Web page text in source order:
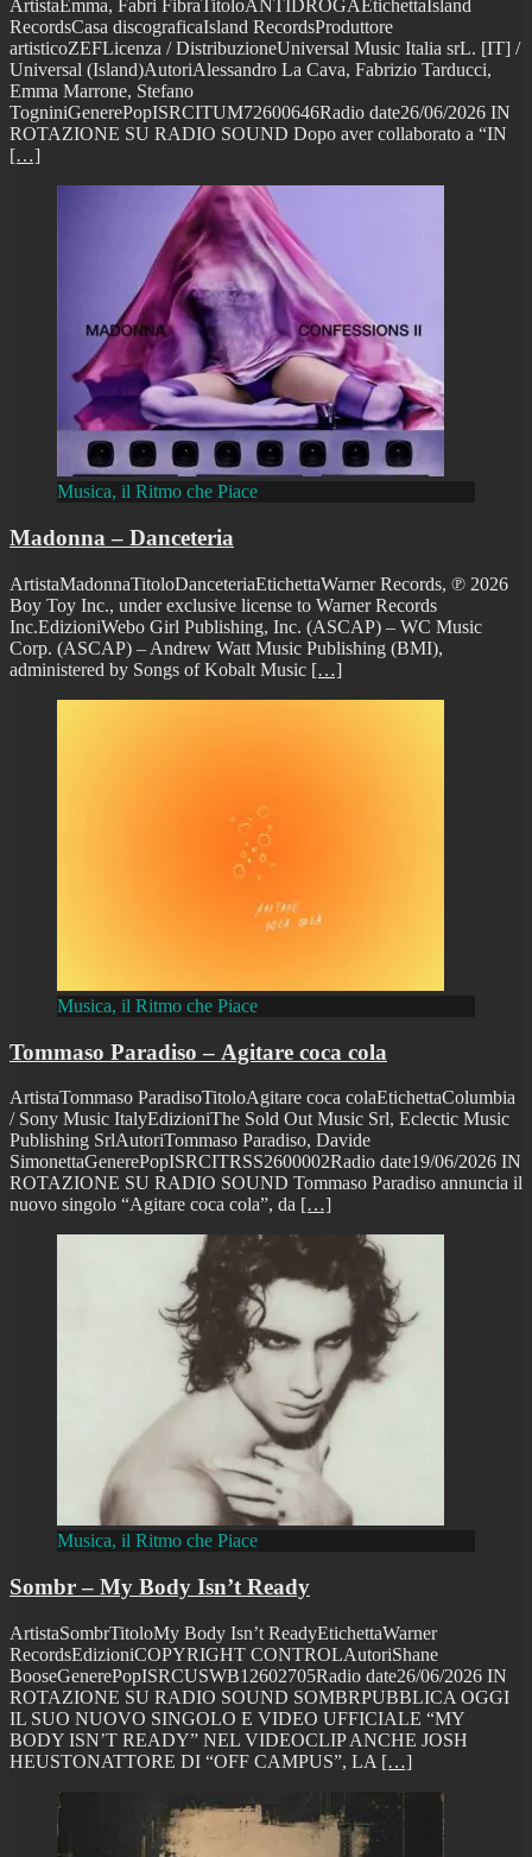
ArtistaEmma, Fabri FibraTitoloANTIDROGAEtichettaIsland
RecordsCasa discograficaIsland RecordsProduttore
artisticoZEFLicenza / DistribuzioneUniversal Music Italia srL. [IT] /
Universal (Island)AutoriAlessandro La Cava, Fabrizio Tarducci,
Emma Marrone, Stefano
TogniniGenerePopISRCITUM72600646Radio date26/06/2026 IN
ROTAZIONE SU RADIO SOUND Dopo aver collaborato a “IN
[…]
Musica, il Ritmo che Piace
Madonna – Danceteria
ArtistaMadonnaTitoloDanceteriaEtichettaWarner Records, ℗ 2026
Boy Toy Inc., under exclusive license to Warner Records
Inc.EdizioniWebo Girl Publishing, Inc. (ASCAP) – WC Music
Corp. (ASCAP) – Andrew Watt Music Publishing (BMI),
administered by Songs of Kobalt Music […]
Musica, il Ritmo che Piace
Tommaso Paradiso – Agitare coca cola
ArtistaTommaso ParadisoTitoloAgitare coca colaEtichettaColumbia
/ Sony Music ItalyEdizioniThe Sold Out Music Srl, Eclectic Music
Publishing SrlAutoriTommaso Paradiso, Davide
SimonettaGenerePopISRCITRSS2600002Radio date19/06/2026 IN
ROTAZIONE SU RADIO SOUND Tommaso Paradiso annuncia il
nuovo singolo “Agitare coca cola”, da […]
Musica, il Ritmo che Piace
Sombr – My Body Isn’t Ready
ArtistaSombrTitoloMy Body Isn’t ReadyEtichettaWarner
RecordsEdizioniCOPYRIGHT CONTROLAutoriShane
BooseGenerePopISRCUSWB12602705Radio date26/06/2026 IN
ROTAZIONE SU RADIO SOUND SOMBRPUBBLICA OGGI
IL SUO NUOVO SINGOLO E VIDEO UFFICIALE “MY
BODY ISN’T READY” NEL VIDEOCLIP ANCHE JOSH
HEUSTONATTORE DI “OFF CAMPUS”, LA […]